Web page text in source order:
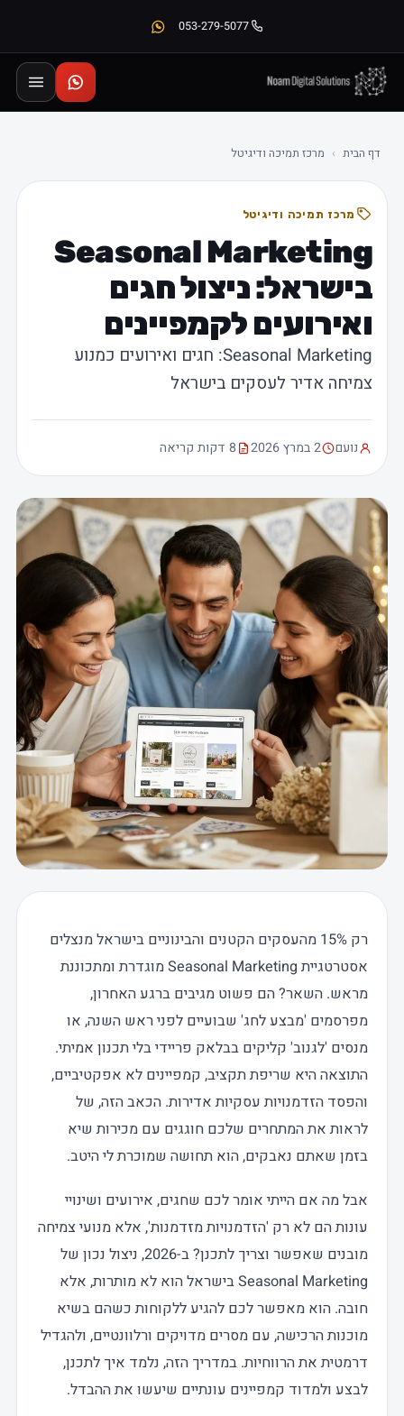
053-279-5077
דף הבית › מרכז תמיכה ודיגיטל
מרכז תמיכה ודיגיטל
Seasonal Marketing
בישראל: ניצול חגים
ואירועים לקמפיינים
Seasonal Marketing: חגים ואירועים כמנוע
צמיחה אדיר לעסקים בישראל
נועם 2 במרץ 2026 8 דקות קריאה
רק 15% מהעסקים הקטנים והבינוניים בישראל מנצלים
אסטרטגיית Seasonal Marketing מוגדרת ומתכוננת
מראש. השאר? הם פשוט מגיבים ברגע האחרון,
מפרסמים 'מבצע לחג' שבועיים לפני ראש השנה, או
מנסים 'לגנוב' קליקים בבלאק פריידי בלי תכנון אמיתי.
התוצאה היא שריפת תקציב, קמפיינים לא אפקטיביים,
והפסד הזדמנויות עסקיות אדירות. הכאב הזה, של
לראות את המתחרים שלכם חוגגים עם מכירות שיא
בזמן שאתם נאבקים, הוא תחושה שמוכרת לי היטב.
אבל מה אם הייתי אומר לכם שחגים, אירועים ושינויי
עונות הם לא רק 'הזדמנויות מזדמנות', אלא מנועי צמיחה
מובנים שאפשר וצריך לתכנן? ב-2026, ניצול נכון של
Seasonal Marketing בישראל הוא לא מותרות, אלא
חובה. הוא מאפשר לכם להגיע ללקוחות כשהם בשיא
מוכנות הרכישה, עם מסרים מדויקים ורלוונטיים, ולהגדיל
דרמטית את הרווחיות. במדריך הזה, נלמד איך לתכנן,
לבצע ולמדוד קמפיינים עונתיים שיעשו את ההבדל.